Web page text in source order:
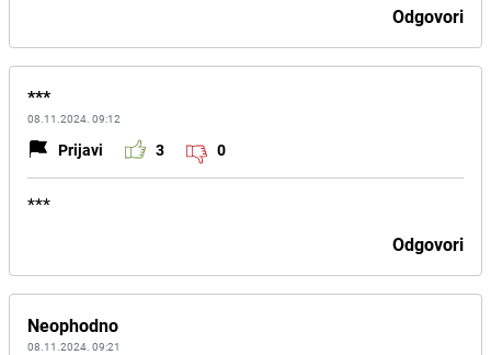
Odgovori
***
08.11.2024. 09:12
Prijavi 3 0
***
Odgovori
Neophodno
08.11.2024. 09:21